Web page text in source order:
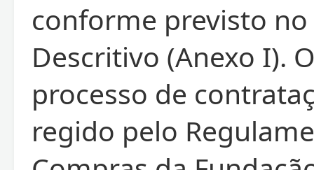
conforme previsto
Descritivo (Anexo I).
processo de
regido pelo